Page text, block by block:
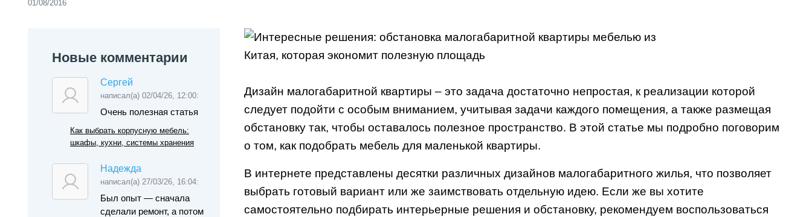
01/08/2016
Новые комментарии
Сергей
написал(а) 02/04/26, 12:00:
Очень полезная статья
Как выбрать корпусную мебель:
шкафы, кухни, системы хранения
Надежда
написал(а) 27/03/26, 16:04:
Был опыт — сначала
сделали ремонт, а потом
Дизайн малогабаритной квартиры – это задача достаточно непростая, к реализации которой
следует подойти с особым вниманием, учитывая задачи каждого помещения, а также размещая
обстановку так, чтобы оставалось полезное пространство. В этой статье мы подробно поговорим
о том, как подобрать мебель для маленькой квартиры.
В интернете представлены десятки различных дизайнов малогабаритного жилья, что позволяет
выбрать готовый вариант или же заимствовать отдельную идею. Если же вы хотите
самостоятельно подбирать интерьерные решения и обстановку, рекомендуем воспользоваться